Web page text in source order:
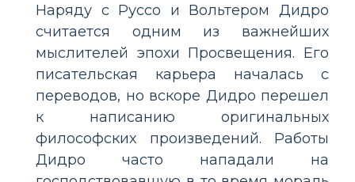
Наряду с Руссо и Вольтером Дидро
считается одним из важнейших
мыслителей эпохи Просвещения. Его
писательская карьера началась с
переводов, но вскоре Дидро перешел
к написанию оригинальных
философских произведений. Работы
Дидро часто нападали на